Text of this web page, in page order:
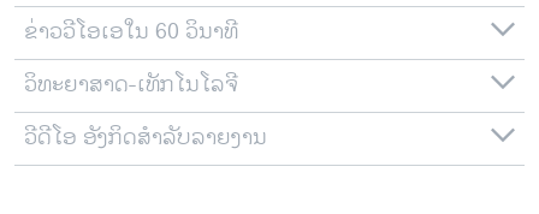
ຂ່າວວີໂອເອໃນ 60 ວິນາທີ
ວິທະຍາສາດ-ເທັກໂນໂລຈີ
ວີດີໂອ ອັງກິດສຳລັບລາຍງານ